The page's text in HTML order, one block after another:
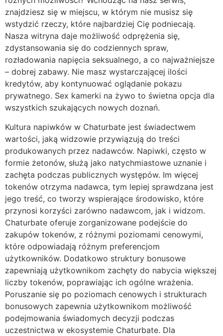
znajdziesz się w miejscu, w którym nie musisz się
wstydzić rzeczy, które najbardziej Cię podniecają.
Nasza witryna daje możliwość odprężenia się,
zdystansowania się do codziennych spraw,
rozładowania napięcia seksualnego, a co najważniejsze
– dobrej zabawy. Nie masz wystarczającej ilości
kredytów, aby kontynuować oglądanie pokazu
prywatnego. Sex kamerki na żywo to świetna opcja dla
wszystkich szukających nowych doznań.
Kultura napiwków w Chaturbate jest świadectwem
wartości, jaką widzowie przywiązują do treści
produkowanych przez nadawców. Napiwki, często w
formie żetonów, służą jako natychmiastowe uznanie i
zachęta podczas publicznych występów. Im więcej
tokenów otrzyma nadawca, tym lepiej sprawdzana jest
jego treść, co tworzy wspierające środowisko, które
przynosi korzyści zarówno nadawcom, jak i widzom.
Chaturbate oferuje zorganizowane podejście do
zakupów tokenów, z różnymi poziomami cenowymi,
które odpowiadają różnym preferencjom
użytkowników. Dodatkowo struktury bonusowe
zapewniają użytkownikom zachęty do nabycia większej
liczby tokenów, poprawiając ich ogólne wrażenia.
Poruszanie się po poziomach cenowych i strukturach
bonusowych zapewnia użytkownikom możliwość
podejmowania świadomych decyzji podczas
uczestnictwa w ekosystemie Chaturbate. Dla